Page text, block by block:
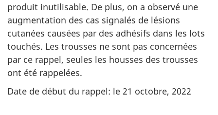
produit inutilisable. De plus, on a observé une
augmentation des cas signalés de lésions
cutanées causées par des adhésifs dans les lots
touchés. Les trousses ne sont pas concernées
par ce rappel, seules les housses des trousses
ont été rappelées.
Date de début du rappel: le 21 octobre, 2022